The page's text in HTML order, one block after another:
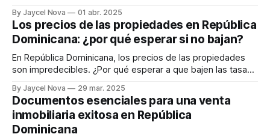
desde estabilidad hasta rentabilidad a corto plazo.
By Jaycel Nova 01 abr. 2025
Los precios de las propiedades en República
Dominicana: ¿por qué esperar si no bajan?
En República Dominicana, los precios de las propiedades
son impredecibles. ¿Por qué esperar a que bajen las tasas
By Jaycel Nova 29 mar. 2025
Documentos esenciales para una venta
inmobiliaria exitosa en República
Dominicana